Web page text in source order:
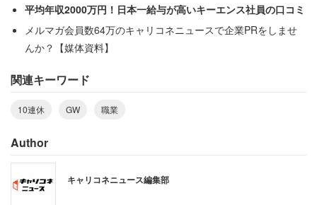
「嬉しい」という回答が多かった職業は「公務員・団体職
平均年収2000万円！日本一給与が高いキーエンス社員の口コミ
メルマガ会員数64万のキャリコネニュースで企業PRをしませ
んか？【媒体資料】
関連キーワード
10連休 GW 職業
Author
キャリコネニュース編集部